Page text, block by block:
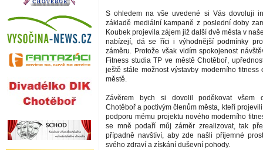
S ohledem na vše uvedené si Vás dovoluji
základě mediální kampaně z poslední doby
Koubek projevila zájem již další dvě města v
nabízejí, dá se říci i výhodnější podmínky
záměru. Protože však vidím spokojenost
Fitness studia TP ve městě Chotěboř,
ještě stále možnost výstavby moderního fitness
městě.
Závěrem bych si dovolil poděkovat všem
Chotěboř a poctivým členům města, kteří
podporu mému projektu nového moderního
se mně podaří můj záměr zrealizovat, tak
případně navštíví, aby zde našli příjemné
svého zdraví a získání duševní pohody.